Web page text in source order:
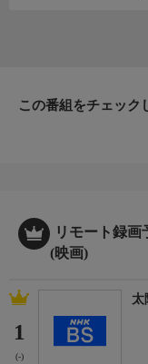
この番組をチェック
リモート録画
(映画)
1
(-)
太